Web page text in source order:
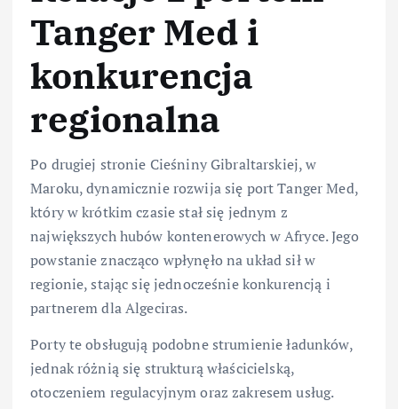
Tanger Med i
konkurencja
regionalna
Po drugiej stronie Cieśniny Gibraltarskiej, w
Maroku, dynamicznie rozwija się port Tanger Med,
który w krótkim czasie stał się jednym z
największych hubów kontenerowych w Afryce. Jego
powstanie znacząco wpłynęło na układ sił w
regionie, stając się jednocześnie konkurencją i
partnerem dla Algeciras.
Porty te obsługują podobne strumienie ładunków,
jednak różnią się strukturą właścicielską,
otoczeniem regulacyjnym oraz zakresem usług.